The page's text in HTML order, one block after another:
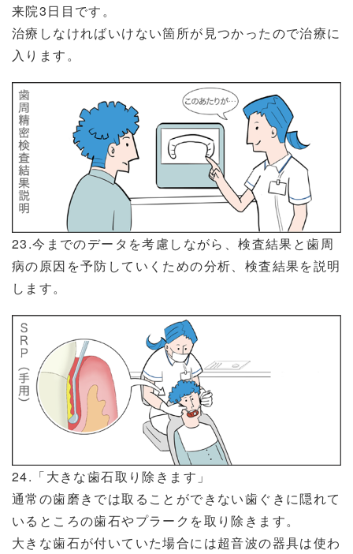
来院3日目です。
治療しなければいけない箇所が見つかったので治療に
入ります。
23.今までのデータを考慮しながら、検査結果と歯周
病の原因を予防していくための分析、検査結果を説明
します。
24.「大きな歯石取り除きます」
通常の歯磨きでは取ることができない歯ぐきに隠れて
いるところの歯石やプラークを取り除きます。
大きな歯石が付いていた場合には超音波の器具は使わ